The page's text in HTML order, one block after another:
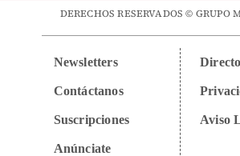
DERECHOS RESERVADOS © GRUPO
Newsletters
Contáctanos
Suscripciones
Anúnciate
Aviso